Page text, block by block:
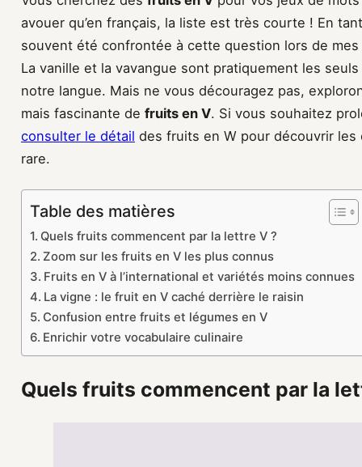
avouer qu’en français, la liste est très courte ! En
souvent été confrontée à cette question lors de
La vanille et la vavangue sont pratiquement les
notre langue. Mais ne vous découragez pas,
mais fascinante de fruits en V. Si vous souhaitez
consulter le détail des fruits en W pour découvrir
rare.
Table des matières
Quels fruits commencent par la lettre V ?
Zoom sur les fruits en V les plus connus
Fruits en V à l’international et variétés moins connues
La vigne : le fruit en V caché derrière le raisin
Confusion entre fruits et légumes en V
Enrichir votre vocabulaire culinaire
Quels fruits commencent par la